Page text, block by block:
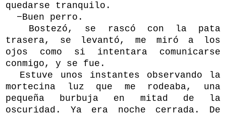
quedarse tranquilo.
−Buen perro.
Bostezó, se rascó con la pata
trasera, se levantó, me miró a los
ojos como si intentara comunicarse
conmigo, y se fue.
Estuve unos instantes observando la
mortecina luz que me rodeaba, una
pequeña burbuja en mitad de la
oscuridad. Ya era noche cerrada. De